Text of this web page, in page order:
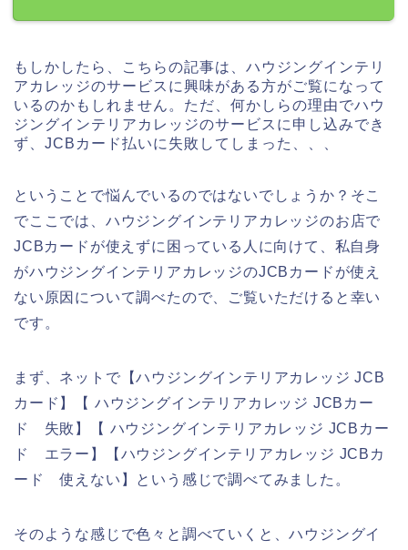
もしかしたら、こちらの記事は、ハウジングインテリ
アカレッジのサービスに興味がある方がご覧になって
いるのかもしれません。ただ、何かしらの理由でハウ
ジングインテリアカレッジのサービスに申し込みでき
ず、JCBカード払いに失敗してしまった、、、
ということで悩んでいるのではないでしょうか？そこ
でここでは、ハウジングインテリアカレッジのお店で
JCBカードが使えずに困っている人に向けて、私自身
がハウジングインテリアカレッジのJCBカードが使え
ない原因について調べたので、ご覧いただけると幸い
です。
まず、ネットで【ハウジングインテリアカレッジ JCB
カード】【 ハウジングインテリアカレッジ JCBカー
ド 失敗】【 ハウジングインテリアカレッジ JCBカー
ド エラー】【ハウジングインテリアカレッジ JCBカ
ード 使えない】という感じで調べてみました。
そのような感じで色々と調べていくと、ハウジングイ